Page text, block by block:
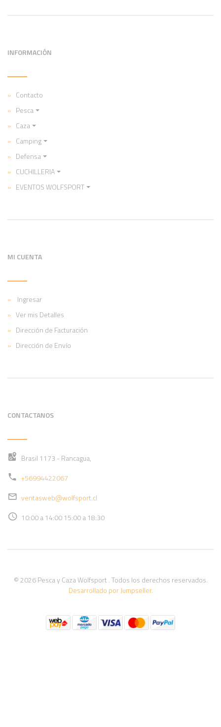
INFORMACIÓN
Contacto
Pesca
Caza
Camping
Defensa
CUCHILLERIA
EVENTOS WOLFSPORT
MI CUENTA
Ingresar
Ver mis Detalles
Dirección de Facturación
Dirección de Envío
CONTACTANOS
Brasil 1173 - Rancagua,
+56994422067
ventasweb@wolfsport.cl
10:00 a 14:00 15:00 a 18:30
© 2026 Pesca y Caza Wolfsport . Todos los derechos reservados.
Desarrollado por Jumpseller.